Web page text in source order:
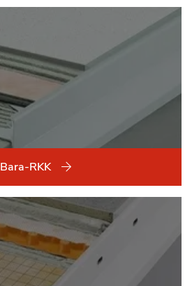
Bara-RKK